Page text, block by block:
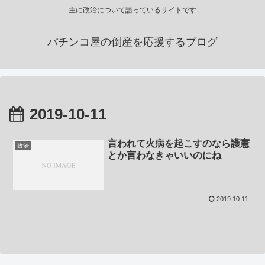
主に政治について語っているサイトです
パチンコ屋の倒産を応援するブログ
2019-10-11
政治
言われて火病を起こすのなら護憲
とか言わなきゃいいのにね
2019.10.11